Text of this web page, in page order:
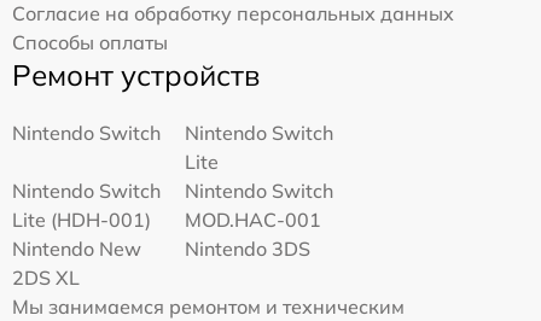
Согласие на обработку персональных данных
Способы оплаты
Ремонт устройств
Nintendo Switch
Nintendo Switch
Lite
Nintendo Switch
Lite (HDH-001)
Nintendo Switch
MOD.HAC-001
Nintendo New
2DS XL
Nintendo 3DS
Мы занимаемся ремонтом и техническим